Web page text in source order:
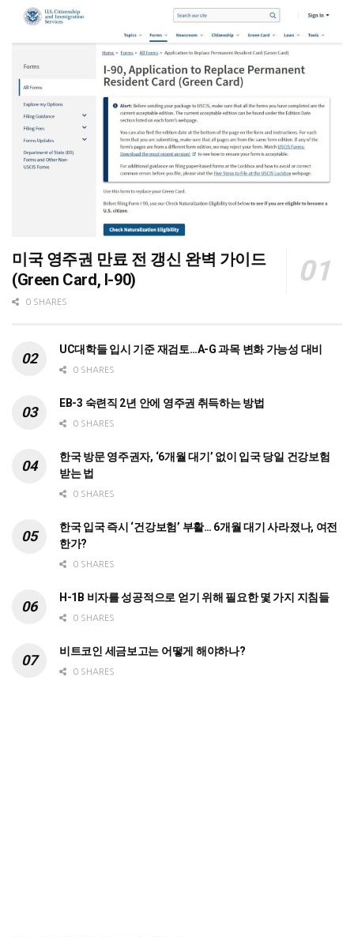
미국 영주권 만료 전 갱신 완벽 가이드
(Green Card, I-90)
0 SHARES
UC대학들 입시 기준 재검토…A-G 과목 변화 가능성 대비
0 SHARES
EB-3 숙련직 2년 안에 영주권 취득하는 방법
0 SHARES
한국 방문 영주권자, ‘6개월 대기’ 없이 입국 당일 건강보험
받는 법
0 SHARES
한국 입국 즉시 ‘건강보험’ 부활… 6개월 대기 사라졌나, 여전
한가?
0 SHARES
H-1B 비자를 성공적으로 얻기 위해 필요한 몇 가지 지침들
0 SHARES
비트코인 세금보고는 어떻게 해야하나?
0 SHARES